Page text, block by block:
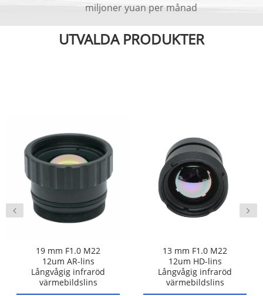
miljoner yuan per månad
UTVALDA PRODUKTER
19 mm F1.0 M22
12um AR-lins
Långvågig infraröd
värmebildslins
13 mm F1.0 M22
12um HD-lins
Långvågig infraröd
värmebildslins